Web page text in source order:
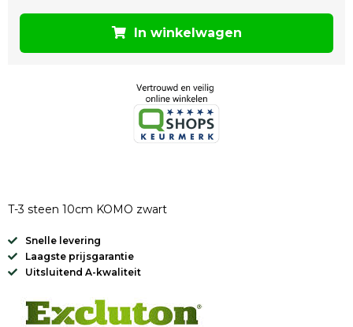
In winkelwagen
T-3 steen 10cm KOMO zwart
Snelle levering
Laagste prijsgarantie
Uitsluitend A-kwaliteit